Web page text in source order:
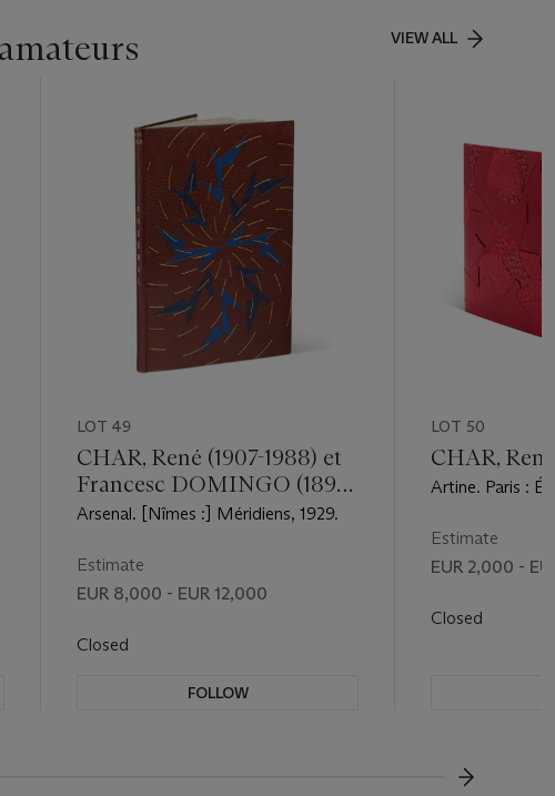
VIEW ALL
LOT 49
CHAR, René (1907-1988) et
Francesc DOMINGO (1893-
1974)
Arsenal. [Nîmes :] Méridiens, 1929.
Estimate
EUR 8,000 - EUR 12,000
Closed
FOLLOW
LOT 50
CHAR,
Artine. Paris :
Estimate
EUR 2,000 -
Closed